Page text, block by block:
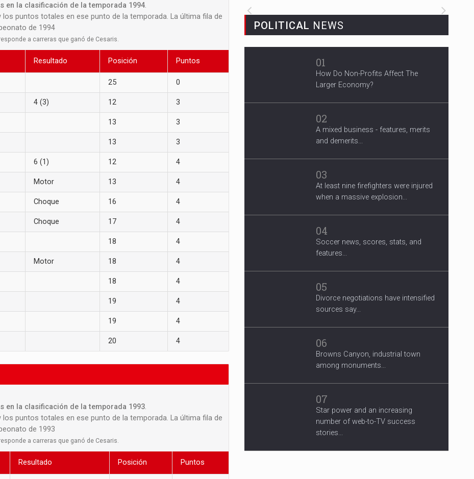
en la clasificación de la temporada 1994.
puntos totales en ese punto de la temporada. La última fila de
de 1994
a carreras que ganó de Cesaris.
Resultado Posición Puntos
25 0
4 (3) 12 3
13 3
13 3
6 (1) 12 4
Motor 13 4
Choque 16 4
Choque 17 4
18 4
Motor 18 4
18 4
19 4
19 4
20 4
en la clasificación de la temporada 1993.
puntos totales en ese punto de la temporada. La última fila de
de 1993
a carreras que ganó de Cesaris.
Resultado Posición Puntos
3 Years After Man's Death
Mother hopes renewed reward will
POLITICAL NEWS
01
How Do Non-Profits Affect The
Larger Economy?
02
A mixed business - features, merits
and demerits...
03
At least nine firefighters were injured
when a massive explosion...
04
Soccer news, scores, stats, and
features...
05
Divorce negotiations have intensified
sources say...
06
Browns Canyon, industrial town
among monuments...
07
Star power and an increasing
number of web-to-TV success
stories...